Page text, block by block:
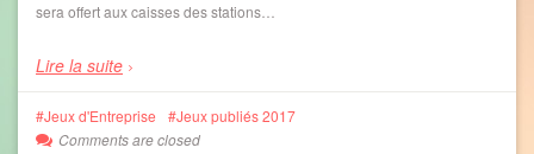
sera offert aux caisses des stations…
Lire la suite
Jeux d'Entreprise
Jeux publiés 2017
Comments are closed